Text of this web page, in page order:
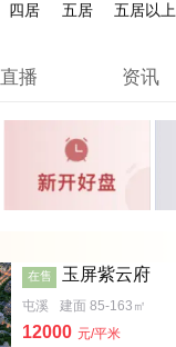
四居 五居 五居以上
直播 资讯
在售 玉屏紫云府
屯溪 建面 85-163㎡
12000 元/平米